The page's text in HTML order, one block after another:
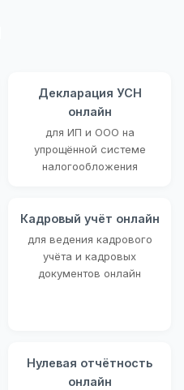
Декларация УСН
онлайн
для ИП и ООО на
упрощённой системе
налогообложения
Кадровый учёт онлайн
для ведения кадрового
учёта и кадровых
документов онлайн
Нулевая отчётность
онлайн